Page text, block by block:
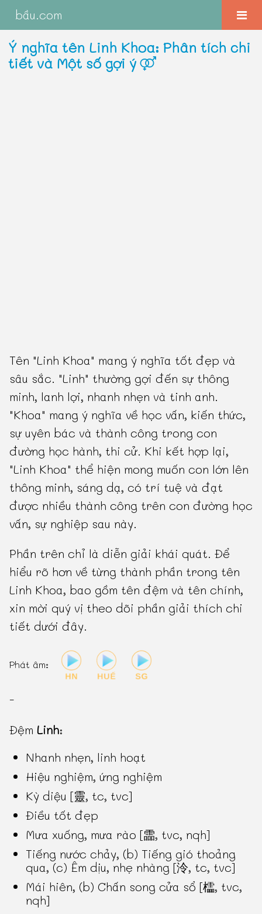
bầu.com
Ý nghĩa tên Linh Khoa: Phân tích chi
tiết và Một số gợi ý
Tên "Linh Khoa" mang ý nghĩa tốt đẹp và
sâu sắc. "Linh" thường gợi đến sự thông
minh, lanh lợi, nhanh nhẹn và tinh anh.
"Khoa" mang ý nghĩa về học vấn, kiến thức,
sự uyên bác và thành công trong con
đường học hành, thi cử. Khi kết hợp lại,
"Linh Khoa" thể hiện mong muốn con lớn lên
thông minh, sáng dạ, có trí tuệ và đạt
được nhiều thành công trên con đường học
vấn, sự nghiệp sau này.
Phần trên chỉ là diễn giải khái quát. Để
hiểu rõ hơn về từng thành phần trong tên
Linh Khoa, bao gồm tên đệm và tên chính,
xin mời quý vị theo dõi phần giải thích chi
tiết dưới đây.
Phát âm:
-
ĐệmLinh:
Nhanh nhẹn, linh hoạt
Hiệu nghiệm, ứng nghiệm
Kỳ diệu [靈, tc, tvc]
Điều tốt đẹp
Mưa xuống, mưa rào [霝, tvc, nqh]
Tiếng nước chảy, (b) Tiếng gió thoảng
qua, (c) Êm dịu, nhẹ nhàng [泠, tc, tvc]
Mái hiên, (b) Chấn song cửa sổ [櫺, tvc,
nqh]